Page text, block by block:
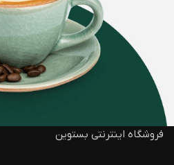
فروشگاه اینترنتی بستوین